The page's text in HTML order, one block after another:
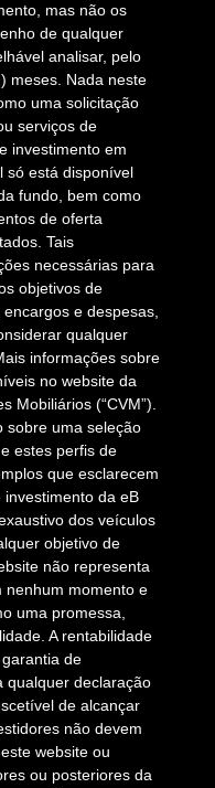
mas não os
de qualquer
analisar, pelo
meses. Nada neste
uma solicitação
serviços de
investimento em
só está disponível
fundo, bem como
de oferta
Tais
necessárias para
objetivos de
e despesas,
qualquer
informações sobre
no website da
Mobiliários (“CVM”).
sobre uma seleção
estes perfis de
que esclarecem
da eB
dos veículos
objetivo de
não representa
nenhum momento e
uma promessa,
A rentabilidade
de
qualquer declaração
de alcançar
não devem
website ou
ou posteriores da